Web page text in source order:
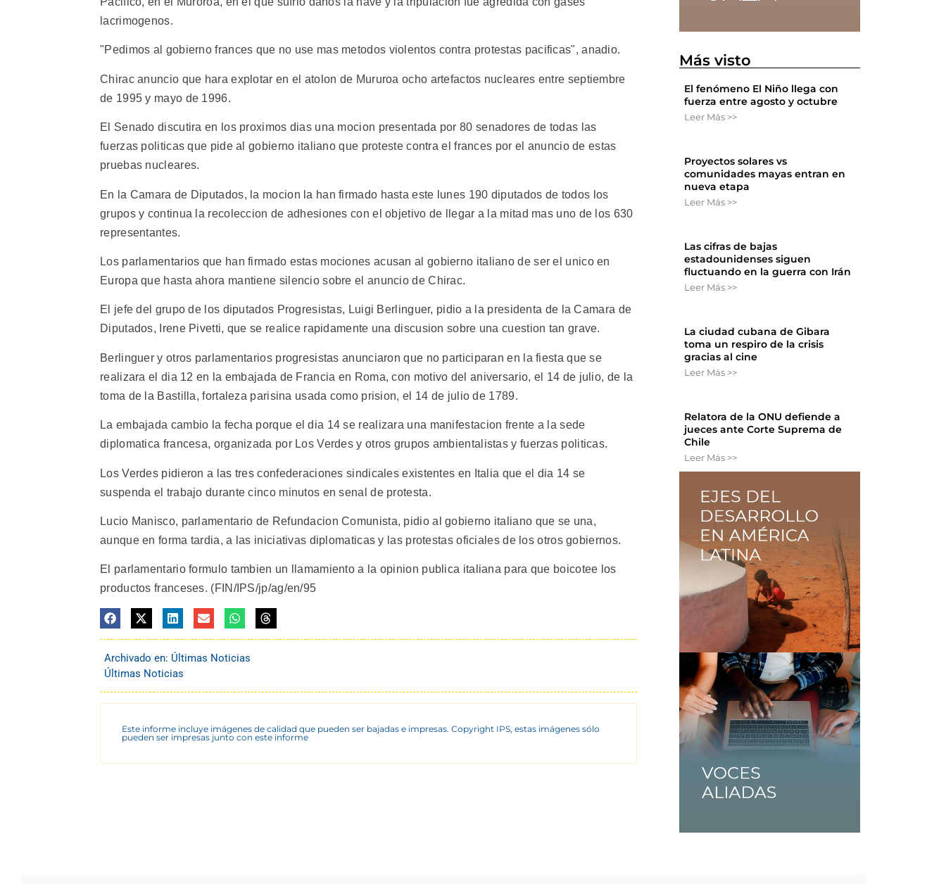
lacrimogenos.
"Pedimos al gobierno frances que no use mas metodos violentos contra protestas pacificas", anadio.
Chirac anuncio que hara explotar en el atolon de Mururoa ocho artefactos nucleares entre septiembre
de 1995 y mayo de 1996.
El Senado discutira en los proximos dias una mocion presentada por 80 senadores de todas las
fuerzas politicas que pide al gobierno italiano que proteste contra el frances por el anuncio de estas
pruebas nucleares.
En la Camara de Diputados, la mocion la han firmado hasta este lunes 190 diputados de todos los
grupos y continua la recoleccion de adhesiones con el objetivo de llegar a la mitad mas uno de los 630
representantes.
Los parlamentarios que han firmado estas mociones acusan al gobierno italiano de ser el unico en
Europa que hasta ahora mantiene silencio sobre el anuncio de Chirac.
El jefe del grupo de los diputados Progresistas, Luigi Berlinguer, pidio a la presidenta de la Camara de
Diputados, Irene Pivetti, que se realice rapidamente una discusion sobre una cuestion tan grave.
Berlinguer y otros parlamentarios progresistas anunciaron que no participaran en la fiesta que se
realizara el dia 12 en la embajada de Francia en Roma, con motivo del aniversario, el 14 de julio, de la
toma de la Bastilla, fortaleza parisina usada como prision, el 14 de julio de 1789.
La embajada cambio la fecha porque el dia 14 se realizara una manifestacion frente a la sede
diplomatica francesa, organizada por Los Verdes y otros grupos ambientalistas y fuerzas politicas.
Los Verdes pidieron a las tres confederaciones sindicales existentes en Italia que el dia 14 se
suspenda el trabajo durante cinco minutos en senal de protesta.
Lucio Manisco, parlamentario de Refundacion Comunista, pidio al gobierno italiano que se una,
aunque en forma tardia, a las iniciativas diplomaticas y las protestas oficiales de los otros gobiernos.
El parlamentario formulo tambien un llamamiento a la opinion publica italiana para que boicotee los
productos franceses. (FIN/IPS/jp/ag/en/95
Archivado en: Últimas Noticias
Últimas Noticias
Este informe incluye imágenes de calidad que pueden ser bajadas e impresas. Copyright IPS, estas imágenes sólo
pueden ser impresas junto con este informe
Más visto
El fenómeno El Niño llega con
fuerza entre agosto y octubre
Leer Más >>
Proyectos solares vs
comunidades mayas entran en
nueva etapa
Leer Más >>
Las cifras de bajas
estadounidenses siguen
fluctuando en la guerra con Irán
Leer Más >>
La ciudad cubana de Gibara
toma un respiro de la crisis
gracias al cine
Leer Más >>
Relatora de la ONU defiende a
jueces ante Corte Suprema de
Chile
Leer Más >>